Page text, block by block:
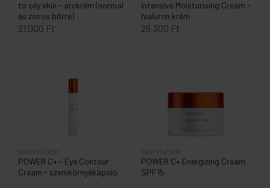
to oily skin - arckrém (normal
és zsíros bőrre)
21.000 Ft
Intensive Moisturising Cream -
hialuron krém
26.300 Ft
POWER C+ - Eye Contour
Cream - szemkörnyékápoló
SKEYNDOR
POWER C+ Energizing Cream
SPF15
SKEYNDOR